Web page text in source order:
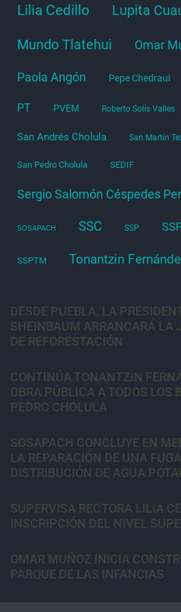
Lilia Cedillo Lupita
Mundo Tlatehui Omar
Paola Angón Pepe Chedraui
PT PVEM Roberto Solís Valles
San Andrés Cholula San Martín
San Pedro Cholula SEDIF
Sergio Salomón Céspedes
SOSAPACH SSC SSP
SSPTM Tonantzin
DESDE PUEBLA, LA
SHEINBAUM ARRANCARÁ LA
DE REFORESTACIÓN
CONTINÚA TONANTZIN
OBRA PÚBLICA A TODOS LOS
PEDRO CHOLULA
SOSAPACH CONCLUYE EN
LA REPARACIÓN DE UNA
DISTRIBUCIÓN DE AGUA
SUPERVISA RECTORA LILIA
INSCRIPCIÓN DEL NIVEL
OMAR MUÑOZ INICIA
PARQUE DE LAS INFANCIAS